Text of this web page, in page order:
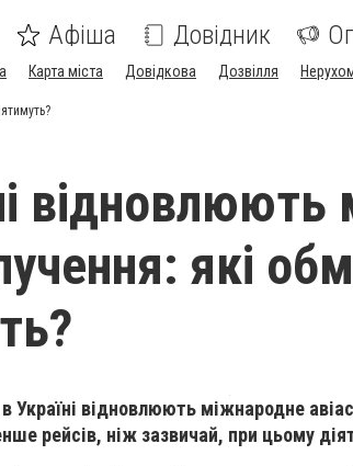
Афіша Довідник
Карта міста Довідкова Дозвілля
які
Україні відновлюють міжнародне
рейсів, ніж зазвичай, при цьому